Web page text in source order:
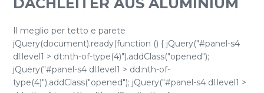
Il meglio per tetto e parete
jQuery(document).ready(function () { jQuery("#panel-s4
dl.level1 > dt:nth-of-type(4)").addClass("opened");
jQuery("#panel-s4 dl.level1 > dd:nth-of-
type(4)").addClass("opened"); jQuery("#panel-s4 dl.level1 >